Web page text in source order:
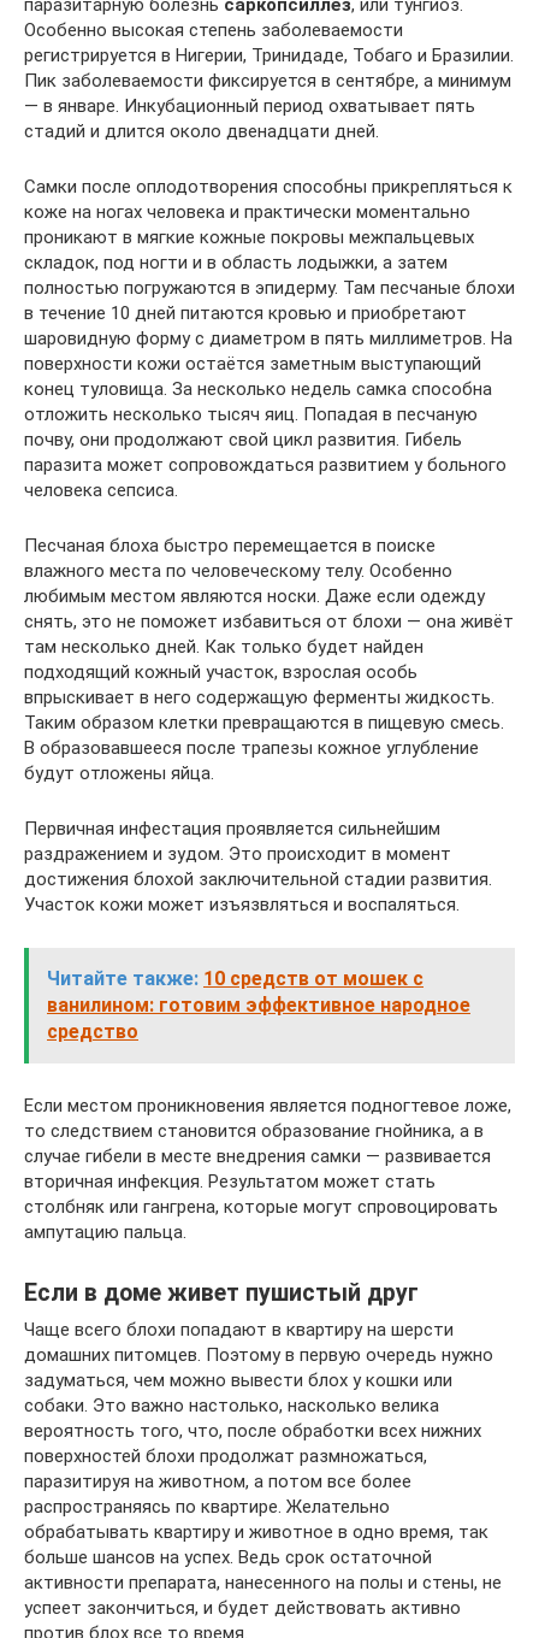
паразитарную болезнь саркопсиллёз, или тунгиоз.
Особенно высокая степень заболеваемости
регистрируется в Нигерии, Тринидаде, Тобаго и Бразилии.
Пик заболеваемости фиксируется в сентябре, а минимум
— в январе. Инкубационный период охватывает пять
стадий и длится около двенадцати дней.
Самки после оплодотворения способны прикрепляться к
коже на ногах человека и практически моментально
проникают в мягкие кожные покровы межпальцевых
складок, под ногти и в область лодыжки, а затем
полностью погружаются в эпидерму. Там песчаные блохи
в течение 10 дней питаются кровью и приобретают
шаровидную форму с диаметром в пять миллиметров. На
поверхности кожи остаётся заметным выступающий
конец туловища. За несколько недель самка способна
отложить несколько тысяч яиц. Попадая в песчаную
почву, они продолжают свой цикл развития. Гибель
паразита может сопровождаться развитием у больного
человека сепсиса.
Песчаная блоха быстро перемещается в поиске
влажного места по человеческому телу. Особенно
любимым местом являются носки. Даже если одежду
снять, это не поможет избавиться от блохи — она живёт
там несколько дней. Как только будет найден
подходящий кожный участок, взрослая особь
впрыскивает в него содержащую ферменты жидкость.
Таким образом клетки превращаются в пищевую смесь.
В образовавшееся после трапезы кожное углубление
будут отложены яйца.
Первичная инфестация проявляется сильнейшим
раздражением и зудом. Это происходит в момент
достижения блохой заключительной стадии развития.
Участок кожи может изъязвляться и воспаляться.
Читайте также: 10 средств от мошек с
ванилином: готовим эффективное народное
средство
Если местом проникновения является подногтевое ложе,
то следствием становится образование гнойника, а в
случае гибели в месте внедрения самки — развивается
вторичная инфекция. Результатом может стать
столбняк или гангрена, которые могут спровоцировать
ампутацию пальца.
Если в доме живет пушистый друг
Чаще всего блохи попадают в квартиру на шерсти
домашних питомцев. Поэтому в первую очередь нужно
задуматься, чем можно вывести блох у кошки или
собаки. Это важно настолько, насколько велика
вероятность того, что, после обработки всех нижних
поверхностей блохи продолжат размножаться,
паразитируя на животном, а потом все более
распространяясь по квартире. Желательно
обрабатывать квартиру и животное в одно время, так
больше шансов на успех. Ведь срок остаточной
активности препарата, нанесенного на полы и стены, не
успеет закончиться, и будет действовать активно
против блох все то время.